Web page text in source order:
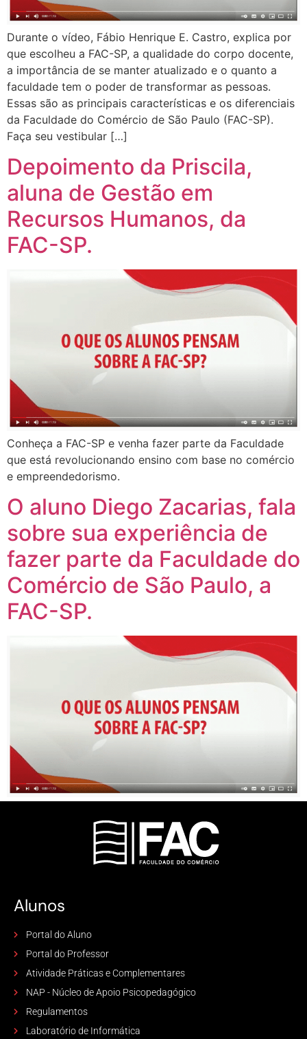
Durante o vídeo, Fábio Henrique E. Castro, explica por
que escolheu a FAC-SP, a qualidade do corpo docente,
a importância de se manter atualizado e o quanto a
faculdade tem o poder de transformar as pessoas.
Essas são as principais características e os diferenciais
da Faculdade do Comércio de São Paulo (FAC-SP).
Faça seu vestibular […]
Depoimento da Priscila,
aluna de Gestão em
Recursos Humanos, da
FAC-SP.
Conheça a FAC-SP e venha fazer parte da Faculdade
que está revolucionando ensino com base no comércio
e empreendedorismo.
O aluno Diego Zacarias, fala
sobre sua experiência de
fazer parte da Faculdade do
Comércio de São Paulo, a
FAC-SP.
Alunos
Portal do Aluno
Portal do Professor
Atividade Práticas e Complementares
NAP - Núcleo de Apoio Psicopedagógico
Regulamentos
Laboratório de Informática